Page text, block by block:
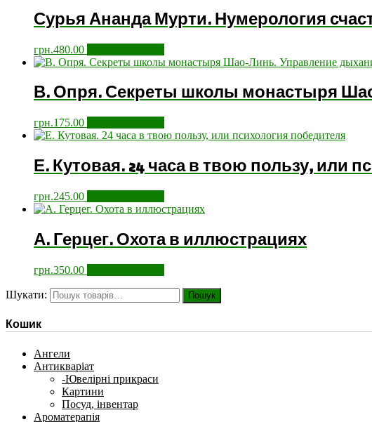
Сурья Ананда Мурти. Нумерология
грн.480.00
В. Опря. Секреты школы монастыря
грн.175.00
Е. Кутовая. 24 часа в твою пользу, или
грн.245.00
А. Герцег. Охота в иллюстрациях
грн.350.00
Шукати: Пошук
Кошик
Ангели
Антикваріат
-Ювелірні прикраси
Картини
Посуд, інвентар
Ароматерапія